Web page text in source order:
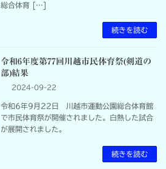
総合体育 […]
続きを読む
令和6年度第77回川越市民体育祭(剣道の
部)結果
2024-09-22
令和6年9月22日 川越市運動公園総合体育館
で市民体育祭が開催されました。白熱した試合
が展開されました。
続きを読む